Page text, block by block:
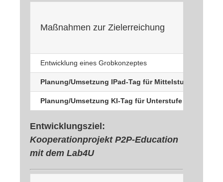
Maßnahmen zur Zielerreichung
Entwicklung eines Grobkonzeptes
Planung/Umsetzung IPad-Tag für Mittelstufe
Planung/Umsetzung KI-Tag für Unterstufe
Entwicklungsziel:
Kooperationprojekt P2P-Education
mit dem Lab4U